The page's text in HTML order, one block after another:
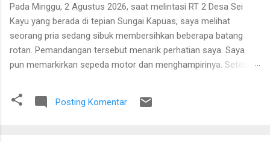
Pada Minggu, 2 Agustus 2026, saat melintasi RT 2 Desa Sei
Kayu yang berada di tepian Sungai Kapuas, saya melihat
seorang pria sedang sibuk membersihkan beberapa batang
rotan. Pemandangan tersebut menarik perhatian saya. Saya
pun memarkirkan sepeda motor dan menghampirinya. Setelah
proses pengolahan rotan hingga menjadi bahan baku tikar
anyaman. Di tangan masyarakat setempat, rotan berduri yang
Posting Komentar